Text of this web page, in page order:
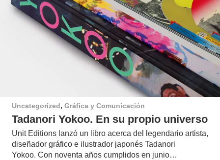
Uncategorized, Gráfica y Comunicación
Tadanori Yokoo. En su propio universo
Unit Editions lanzó un libro acerca del legendario artista,
diseñador gráfico e ilustrador japonés Tadanori
Yokoo. Con noventa años cumplidos en junio…